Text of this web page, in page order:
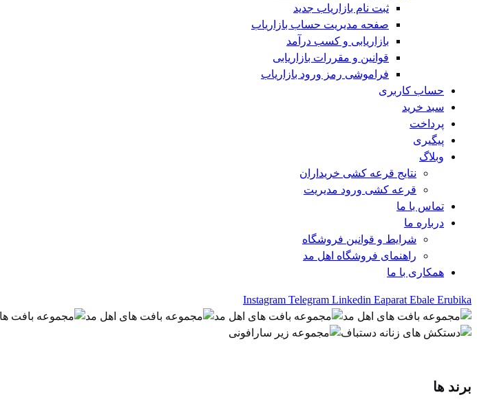
ثبت نام بازاریاب جدید
صفحه مدیریت حساب بازاریاب
بازاریابی و کسب درآمد
قوانین و مقررات بازاریابی
فراموشی رمز ورود بازاریاب
حساب کاربری
سبد خرید
پرداخت
پیگیری
وبلاگ
نتایج قرعه کشی خریداران
قرعه کشی ورود مدیریت
تماس با ما
درباره ما
شرایط و قوانین فروشگاه
راهنمای فروشگاه اهل مد
همکاری با ما
Instagram Telegram Linkedin Eaparat Ebale Erubika
برند ها